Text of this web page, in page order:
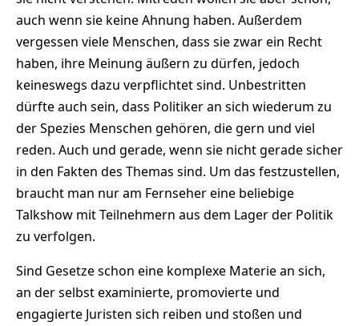
auch wenn sie keine Ahnung haben. Außerdem
vergessen viele Menschen, dass sie zwar ein Recht
haben, ihre Meinung äußern zu dürfen, jedoch
keineswegs dazu verpflichtet sind. Unbestritten
dürfte auch sein, dass Politiker an sich wiederum zu
der Spezies Menschen gehören, die gern und viel
reden. Auch und gerade, wenn sie nicht gerade sicher
in den Fakten des Themas sind. Um das festzustellen,
braucht man nur am Fernseher eine beliebige
Talkshow mit Teilnehmern aus dem Lager der Politik
zu verfolgen.
Sind Gesetze schon eine komplexe Materie an sich,
an der selbst examinierte, promovierte und
engagierte Juristen sich reiben und stoßen und